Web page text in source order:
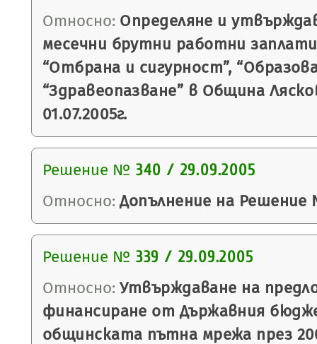
Относно: Определяне и
месечни брутни работни
“Отбрана и сигурност”,
“Здравеопазване” в Община
01.07.2005г.
Решение № 340 / 29.09.2005
Относно: Допълнение на Решение
Решение № 339 / 29.09.2005
Относно: Утвърждаване на
финансиране от Държавния
общинската пътна мрежа през